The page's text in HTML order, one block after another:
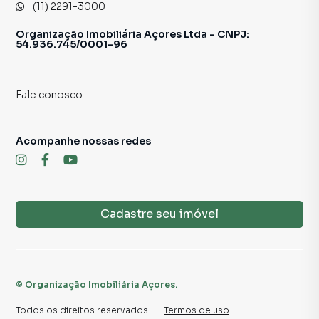
plantão e aproveite essa oportunidade única. O Grupo
Rocha Marqueze agradece sua visita e está comprometido
em oferecer o melhor atendimento. Será uma honra tê-lo
Nota: Imagem meramente ilustrativa. Preços e metragem
📲 Contato para Ligações ou WhatsApp
11 2291-3000
Fotos meramente ilustrativas.
(11) 2291-3000
Organização Imobiliária Açores Ltda - CNPJ:
54.936.745/0001-96
Fale conosco
Cadastre seu imóvel
Acompanhe nossas redes
© Organização Imobiliária Açores.
Todos os direitos reservados. · Termos de uso ·